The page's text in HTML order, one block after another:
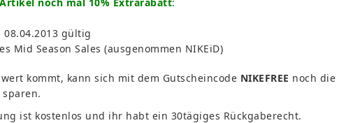
gültig
Mid Season Sales (ausgenommen NIKEiD)
kommt, kann sich mit dem Gutscheincode NIKEFREE noch die
sparen.
ist kostenlos und ihr habt ein 30tägiges Rückgaberecht.